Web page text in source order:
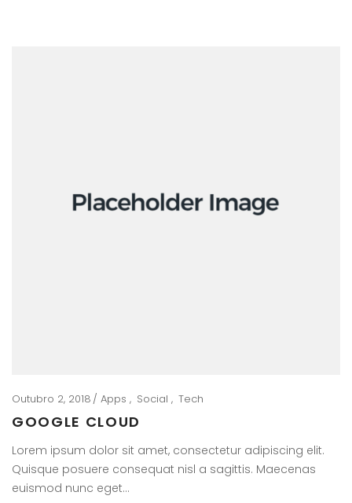
Outubro 2, 2018 Apps Social Tech
GOOGLE CLOUD
Lorem ipsum dolor sit amet, consectetur adipiscing elit.
Quisque posuere consequat nisl a sagittis. Maecenas
euismod nunc eget…